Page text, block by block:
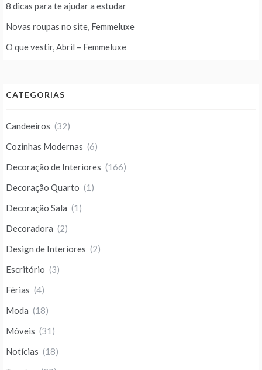
8 dicas para te ajudar a estudar
Novas roupas no site, Femmeluxe
O que vestir, Abril – Femmeluxe
CATEGORIAS
Candeeiros (32)
Cozinhas Modernas (6)
Decoração de Interiores (166)
Decoração Quarto (1)
Decoração Sala (1)
Decoradora (2)
Design de Interiores (2)
Escritório (3)
Férias (4)
Moda (18)
Móveis (31)
Notícias (18)